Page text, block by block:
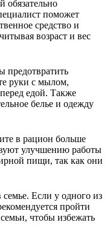
обязательно
поможет
средство и
возраст и вес
предотвратить
руки с мылом,
едой. Также
белье и одежду
в рацион больше
улучшению работы
пищи, так как они
Если у одного из
пройти
чтобы избежать